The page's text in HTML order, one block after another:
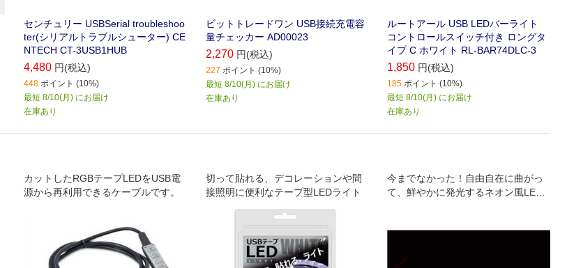
センチュリー USBSerial troubleshoo
ter(シリアルトラブルシューター) CE
NTECH CT-3USB1HUB
4,480 円(税込)
448 ポイント (10%)
最短 8/10(月) にお届け
在庫あり
ビットトレードワン USB接続充電容
量チェッカー AD00023
2,270 円(税込)
227 ポイント (10%)
最短 8/10(月) にお届け
在庫あり
ルートアール USB LEDバーライト
コントロールスイッチ付き ロングタ
イプ C ホワイト RL-BAR74DLC-3
1,850 円(税込)
185 ポイント (10%)
最短 8/10(月) にお届け
在庫あり
カットしたRGBテープLEDをUSB電
源から再利用できるケーブルです。
切って貼れる、デコレーションや間
接照明に便利なテープ型LEDライト
今までなかった！自由自在に曲がっ
て、鮮やかに発光するネオン風LED